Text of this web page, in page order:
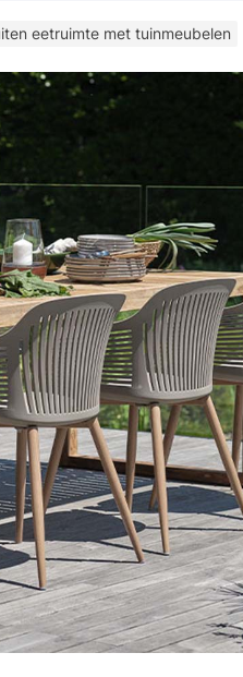
eetruimte met tuinmeubelen